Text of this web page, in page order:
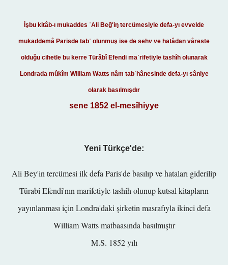
İşbu kitâb-ı mukaddes ʿAli Beḡ'iŋ tercümesiyle defa-yı evvelde
mukaddemâ Parisde tabʿ olunmuş ise de sehv ve hatâdan vâreste
olduğu cihetle bu kerre Türâbî Efendi maʿrifetiyle tashîh olunarak
Londrada mûkîm William Watts nâm tabʿhânesinde defa-yı sâniye
olarak basılmışdır
sene 1852 el-mesîhiyye
Yeni Türkçe'de:
Ali Bey'in tercümesi ilk defa Paris'de basılıp ve hataları giderilip
Türabi Efendi'nın marifetiyle tashih olunup kutsal kitapların
yayınlanması içinLondra'daki şirketin masrafıylaikinci defa
William Watts matbaasında basılmıştır
M.S. 1852 yılı